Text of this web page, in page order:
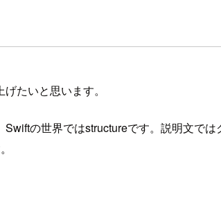
たいと思います。
の世界ではstructureです。説明文で